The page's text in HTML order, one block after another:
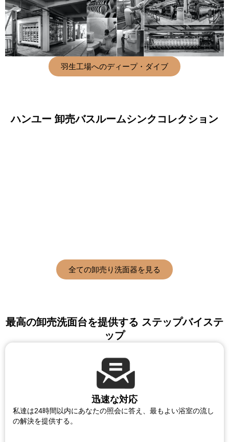
羽生工場へのディープ・ダイブ
ハンユー 卸売バスルームシンクコレクション
全ての卸売り洗面器を見る
最高の卸売洗面台を提供する ステップバイステ
ップ
迅速な対応
私達は24時間以内にあなたの照会に答え、最もよい浴室の流し
の解決を提供する。